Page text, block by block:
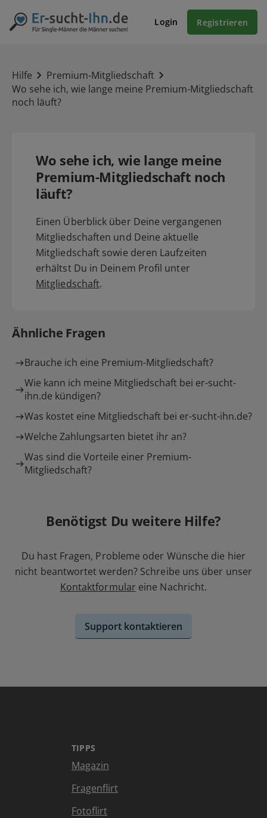
Login Registrieren
Hilfe
Premium-Mitgliedschaft
Wo sehe ich, wie lange meine Premium-Mitgliedschaft
noch läuft?
Wo sehe ich, wie lange meine
Premium-Mitgliedschaft noch
läuft?
Einen Überblick über Deine vergangenen
Mitgliedschaften und Deine aktuelle
Mitgliedschaft sowie deren Laufzeiten
erhältst Du in Deinem Profil unter
Mitgliedschaft.
Ähnliche Fragen
Brauche ich eine Premium-Mitgliedschaft?
Wie kann ich meine Mitgliedschaft bei er-sucht-
ihn.de kündigen?
Was kostet eine Mitgliedschaft bei er-sucht-ihn.de?
Welche Zahlungsarten bietet ihr an?
Was sind die Vorteile einer Premium-
Mitgliedschaft?
Benötigst Du weitere Hilfe?
Du hast Fragen, Probleme oder Wünsche die hier
nicht beantwortet werden? Schreibe uns über unser
Kontaktformular eine Nachricht.
Support kontaktieren
TIPPS
Magazin
Fragenflirt
Fotoflirt